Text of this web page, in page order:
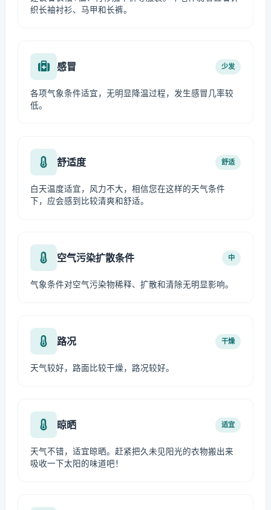
织长袖衬衫、马甲和长裤。
感冒 少发
各项气象条件适宜，无明显降温过程，发生感冒几率较
低。
舒适度 舒适
白天温度适宜，风力不大，相信您在这样的天气条件
下，应会感到比较清爽和舒适。
空气污染扩散条件 中
气象条件对空气污染物稀释、扩散和清除无明显影响。
路况 干燥
天气较好，路面比较干燥，路况较好。
晾晒 适宜
天气不错，适宜晾晒。赶紧把久未见阳光的衣物搬出来
吸收一下太阳的味道吧！